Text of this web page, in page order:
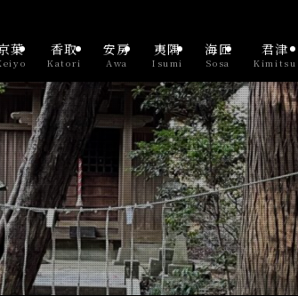
葉 香取
Katori
安房
Awa
夷隅
Isumi
海匝
Sosa
君津
Kimitsu